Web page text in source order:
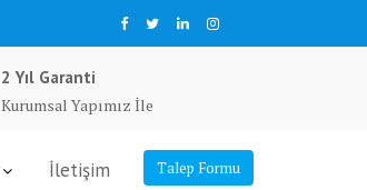
2 Yıl Garanti
Kurumsal Yapımız İle
Talep Formu
İletişim